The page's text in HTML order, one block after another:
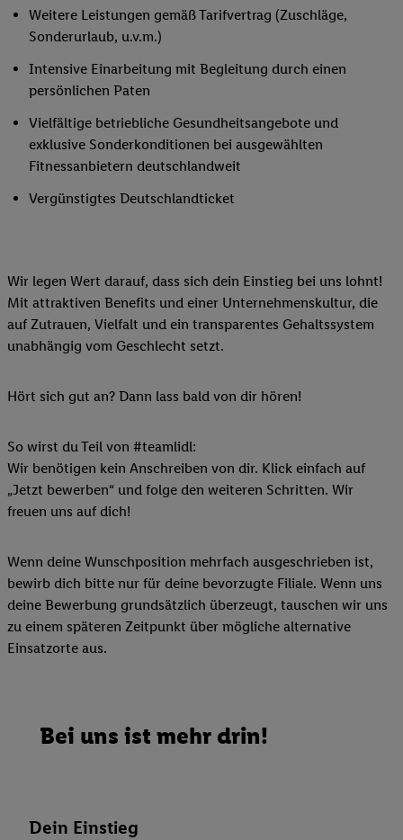
Weitere Leistungen gemäß Tarifvertrag (Zuschläge,
Sonderurlaub, u.v.m.)
Intensive Einarbeitung mit Begleitung durch einen
persönlichen Paten
Vielfältige betriebliche Gesundheitsangebote und
exklusive Sonderkonditionen bei ausgewählten
Fitnessanbietern deutschlandweit
Vergünstigtes Deutschlandticket
Wir legen Wert darauf, dass sich dein Einstieg bei uns lohnt!
Mit attraktiven Benefits und einer Unternehmenskultur, die
auf Zutrauen, Vielfalt und ein transparentes Gehaltssystem
unabhängig vom Geschlecht setzt.
Hört sich gut an? Dann lass bald von dir hören!
So wirst du Teil von #teamlidl:
Wir benötigen kein Anschreiben von dir. Klick einfach auf
„Jetzt bewerben“ und folge den weiteren Schritten. Wir
freuen uns auf dich!
Wenn deine Wunschposition mehrfach ausgeschrieben ist,
bewirb dich bitte nur für deine bevorzugte Filiale. Wenn uns
deine Bewerbung grundsätzlich überzeugt, tauschen wir uns
zu einem späteren Zeitpunkt über mögliche alternative
Einsatzorte aus.
Bei uns ist mehr drin!
Dein Einstieg